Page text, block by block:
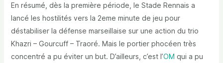
En résumé, dès la première période, le Stade Rennais a
lancé les hostilités vers la 2eme minute de jeu pour
déstabiliser la défense marseillaise sur une action du trio
Khazri – Gourcuff – Traoré. Mais le portier phocéen très
concentré a pu éviter un but. D’ailleurs, c’est l’OM qui a pu